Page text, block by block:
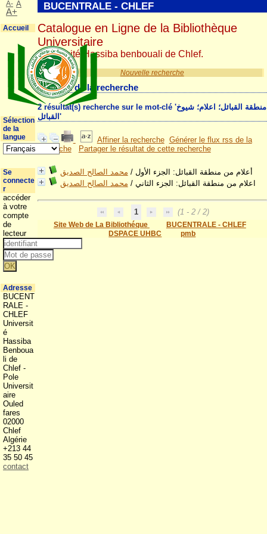
Nouvelle recherche
Résultat de la recherche
2 résultat(s) recherche sur le mot-clé 'منطقة القبائل؛ اعلام؛ شيوخ
القبائل'
Affiner la recherche Générer le flux rss de la
recherche
Partager le résultat de cette recherche
أعلام من منطقة القبائل: الجزء الأول / محمد الصالح الصديق
اعلام من منطقة القبائل: الجزء الثاني / محمد الصالح الصديق
1 (1 - 2 / 2)
Site Web de La Bibliothéque
BUCENTRALE - CHLEF
DSPACE UHBC
pmb
BUCENTRALE - CHLEF
Catalogue en Ligne de la Bibliothèque
Universitaire
Université Hassiba benbouali de Chlef.
A- A
A+
Accueil
Sélection
de la
langue
Se
connecte
r
accéder
à votre
compte
de
lecteur
Adresse
BUCENT
RALE -
CHLEF
Universit
é
Hassiba
Benboua
li de
Chlef -
Pole
Universit
aire
Ouled
fares
02000
Chlef
Algérie
+213 44
35 50 45
contact